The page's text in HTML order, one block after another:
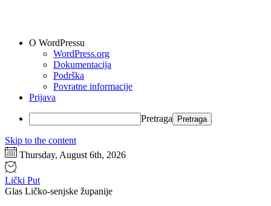
O WordPressu
WordPress.org
Dokumentacija
Podrška
Povratne informacije
Prijava
Pretraga
Skip to the content
Thursday, August 6th, 2026
Lički Put
Glas Ličko-senjske županije